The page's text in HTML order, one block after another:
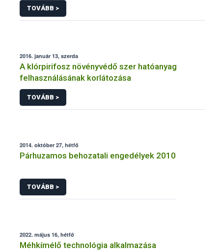
TOVÁBB >
2016. január 13, szerda
A klórpirifosz növényvédő szer hatóanyag
felhasználásának korlátozása
TOVÁBB >
2014. október 27, hétfő
Párhuzamos behozatali engedélyek 2010
TOVÁBB >
2022. május 16, hétfő
Méhkímélő technológia alkalmazása